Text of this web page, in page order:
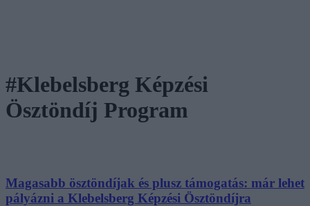
#Klebelsberg Képzési
Ösztöndíj Program
Magasabb ösztöndíjak és plusz támogatás: már lehet
pályázni a Klebelsberg Képzési Ösztöndíjra